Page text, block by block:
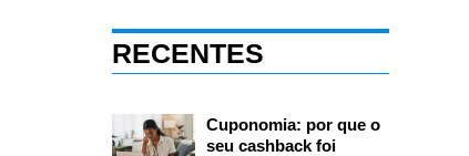
RECENTES
Cuponomia: por que o
seu cashback foi